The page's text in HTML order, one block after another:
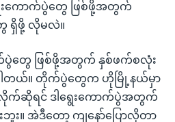
းကောက်ပွဲတွေ ဖြစ်ဖို့အတွက်
ရှိဖို့ လိုမလဲ။
က်ပွဲတွေ ဖြစ်ဖို့အတွက် နှစ်ဖက်စလုံး
တယ်။ တိုက်ပွဲတွေက ဟိုမြို့နယ်မှာ
လိုက်ဆိုရင် ဒါရွေးကောက်ပွဲအတွက်
။ အဲဒီတော့ ကျနော်ပြောလိုတာ